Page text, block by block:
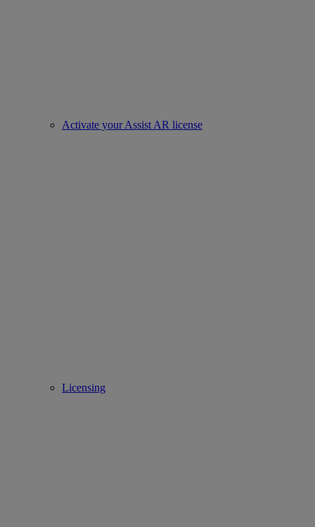
Activate your Assist AR license
Licensing